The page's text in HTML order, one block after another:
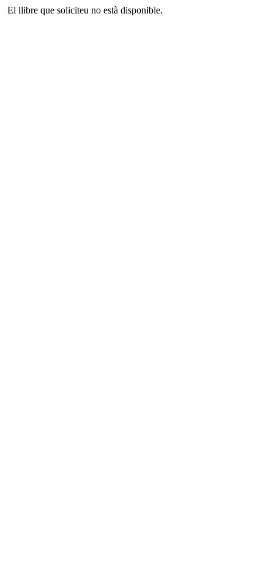
El llibre que soliciteu no està disponible.